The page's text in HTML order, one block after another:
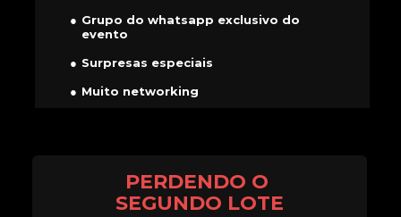
PERDENDO O
SEGUNDO LOTE
Grupo do whatsapp exclusivo do
evento
Surpresas especiais
Muito networking